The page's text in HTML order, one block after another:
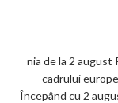
nia de la 2 august
cadrului
Începând cu 2